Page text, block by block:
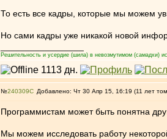
То есть все кадры, которые мы можем
Но сами кадры уже никакой новой
Решительность и усердие (шила) в невозмутимом (самадхи)
№240309 Добавлено: Чт 30 Апр 15, 16:19 (11 лет
Программистам может быть понятна
Мы можем исследовать работу